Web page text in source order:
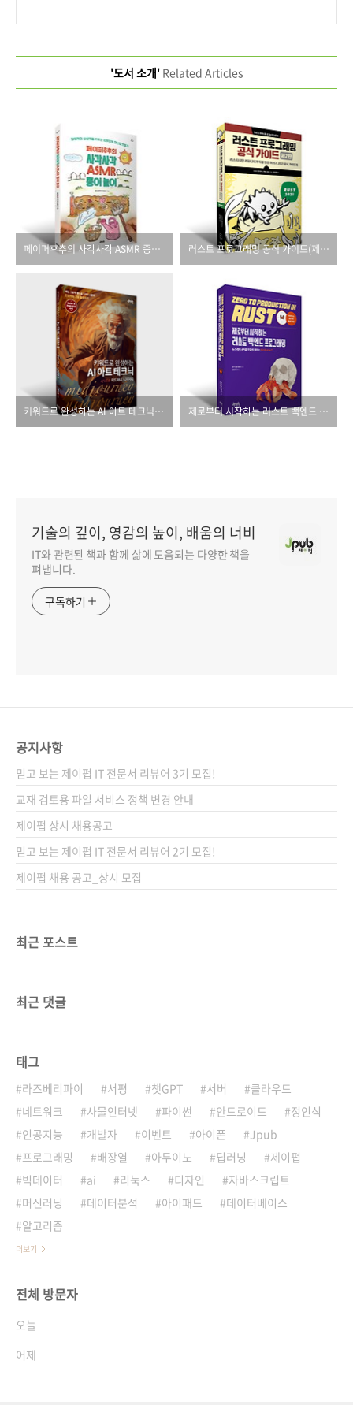
'도서 소개'Related Articles
페이퍼후추의 사각사각 ASMR 종이 놀이 러스트 프로그래밍 공식 가이드(제2판)
키워드로 완성하는 AI 아트 테크닉 with 미드저니, 니지저니 제로부터 시작하는 러스트 백엔드 프로그래밍
기술의 깊이, 영감의 높이, 배움의 너비
IT와 관련된 책과 함께 삶에 도움되는 다양한 책을
펴냅니다.
구독하기
공지사항
믿고 보는 제이펍 IT 전문서 리뷰어 3기 모집!
교재 검토용 파일 서비스 정책 변경 안내
제이펍 상시 채용공고
믿고 보는 제이펍 IT 전문서 리뷰어 2기 모집!
제이펍 채용 공고_상시 모집
최근 포스트
최근 댓글
태그
라즈베리파이 서평 챗GPT 서버
클라우드
네트워크
사물인터넷 파이썬 안드로이드
정인식
인공지능
개발자 이벤트 아이폰
Jpub
프로그래밍
배장열 아두이노 딥러닝
제이펍
빅데이터
ai 리눅스 디자인
자바스크립트
머신러닝
데이터분석 아이패드
데이터베이스
알고리즘
더보기
전체 방문자
오늘
어제